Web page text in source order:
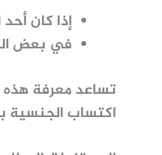
إذا كان أحد
في بعض
تساعد معرفة هذه
اكتساب الجنسية